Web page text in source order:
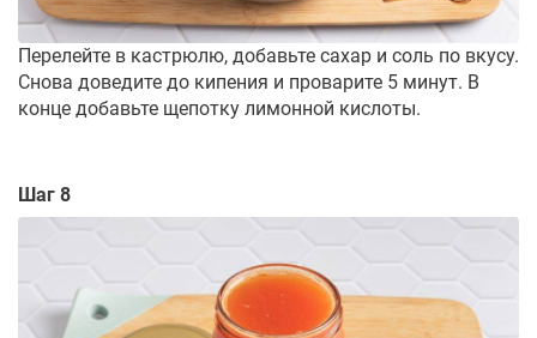
Перелейте в кастрюлю, добавьте сахар и соль по вкусу.
Снова доведите до кипения и проварите 5 минут. В
конце добавьте щепотку лимонной кислоты.
Шаг 8